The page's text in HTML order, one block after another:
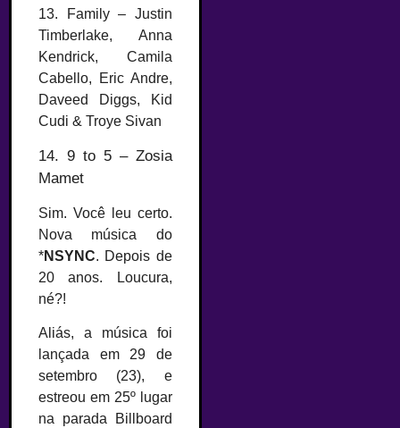
13. Family – Justin
Timberlake, Anna
Kendrick, Camila
Cabello, Eric Andre,
Daveed Diggs, Kid
Cudi & Troye Sivan
14. 9 to 5 – Zosia
Mamet
Sim. Você leu certo.
Nova música do
*NSYNC. Depois de
20 anos. Loucura,
né?!
Aliás, a música foi
lançada em 29 de
setembro (23), e
estreou em 25º lugar
na parada Billboard